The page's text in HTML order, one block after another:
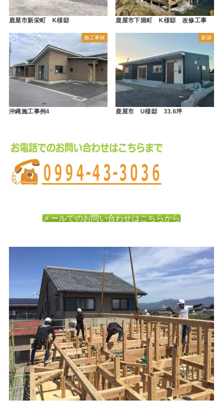
鹿屋市新栄町 K様邸 鹿屋市下堀町 K様邸 改修工事
施工事例
沖縄施工事例4
新築
鹿屋市 U様邸 33.6坪
メールでのお問い合わせはこちらから